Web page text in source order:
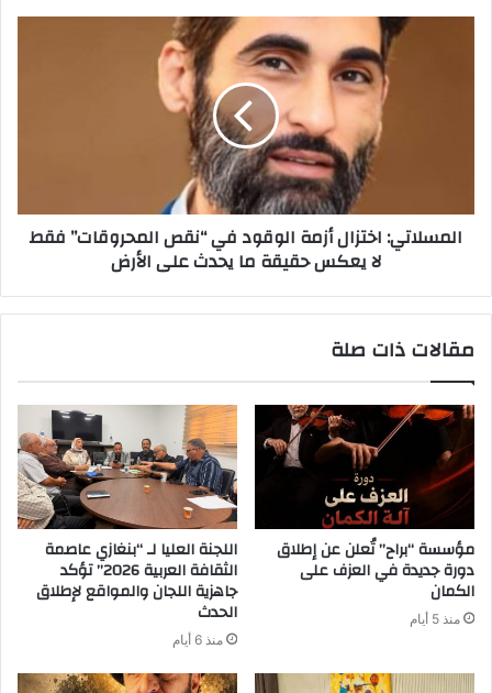
المسلاتي: اختزال أزمة الوقود في “نقص المحروقات” فقط
لا يعكس حقيقة ما يحدث على الأرض
مقالات ذات صلة
مؤسسة “براح” تُعلن عن إطلاق
دورة جديدة في العزف على
الكمان
منذ 5 أيام
اللجنة العليا لـ “بنغازي عاصمة
الثقافة العربية 2026” تؤكد
جاهزية اللجان والمواقع لإطلاق
الحدث
منذ 6 أيام